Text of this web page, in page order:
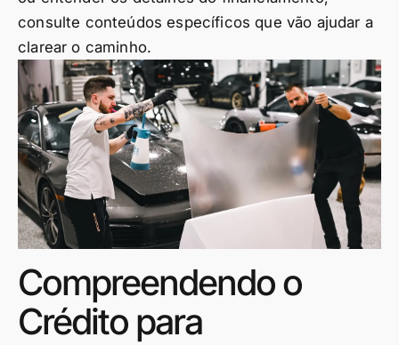
consulte conteúdos específicos que vão ajudar a
clarear o caminho.
Compreendendo o
Crédito para